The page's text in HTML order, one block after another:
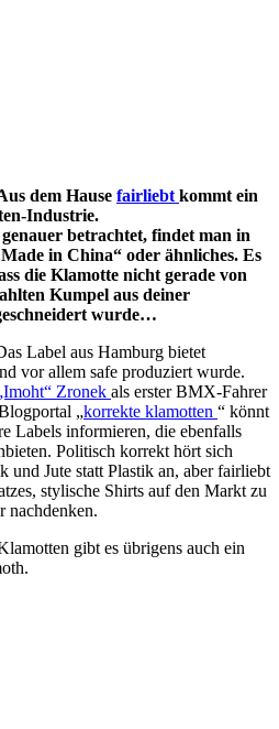
dem Hause fairliebt kommt ein
Industrie.
betrachtet, findet man in
in China“ oder ähnliches. Es
die Klamotte nicht gerade von
Kumpel aus deiner
wurde…
Label aus Hamburg bietet
vor allem safe produziert wurde.
Zronek als erster BMX-Fahrer
„korrekte klamotten “ könnt
Labels informieren, die ebenfalls
Politisch korrekt hört sich
und Jute statt Plastik an, aber fairliebt
stylische Shirts auf den Markt zu
nachdenken.
gibt es übrigens auch ein